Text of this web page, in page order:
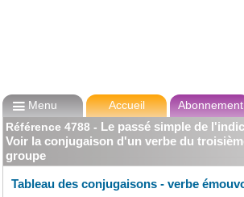
Menu Accueil
Abonnement
Référence 4788 - Le passé simple de
Voir la conjugaison d'un verbe du
groupe
Tableau des conjugaisons - verbe